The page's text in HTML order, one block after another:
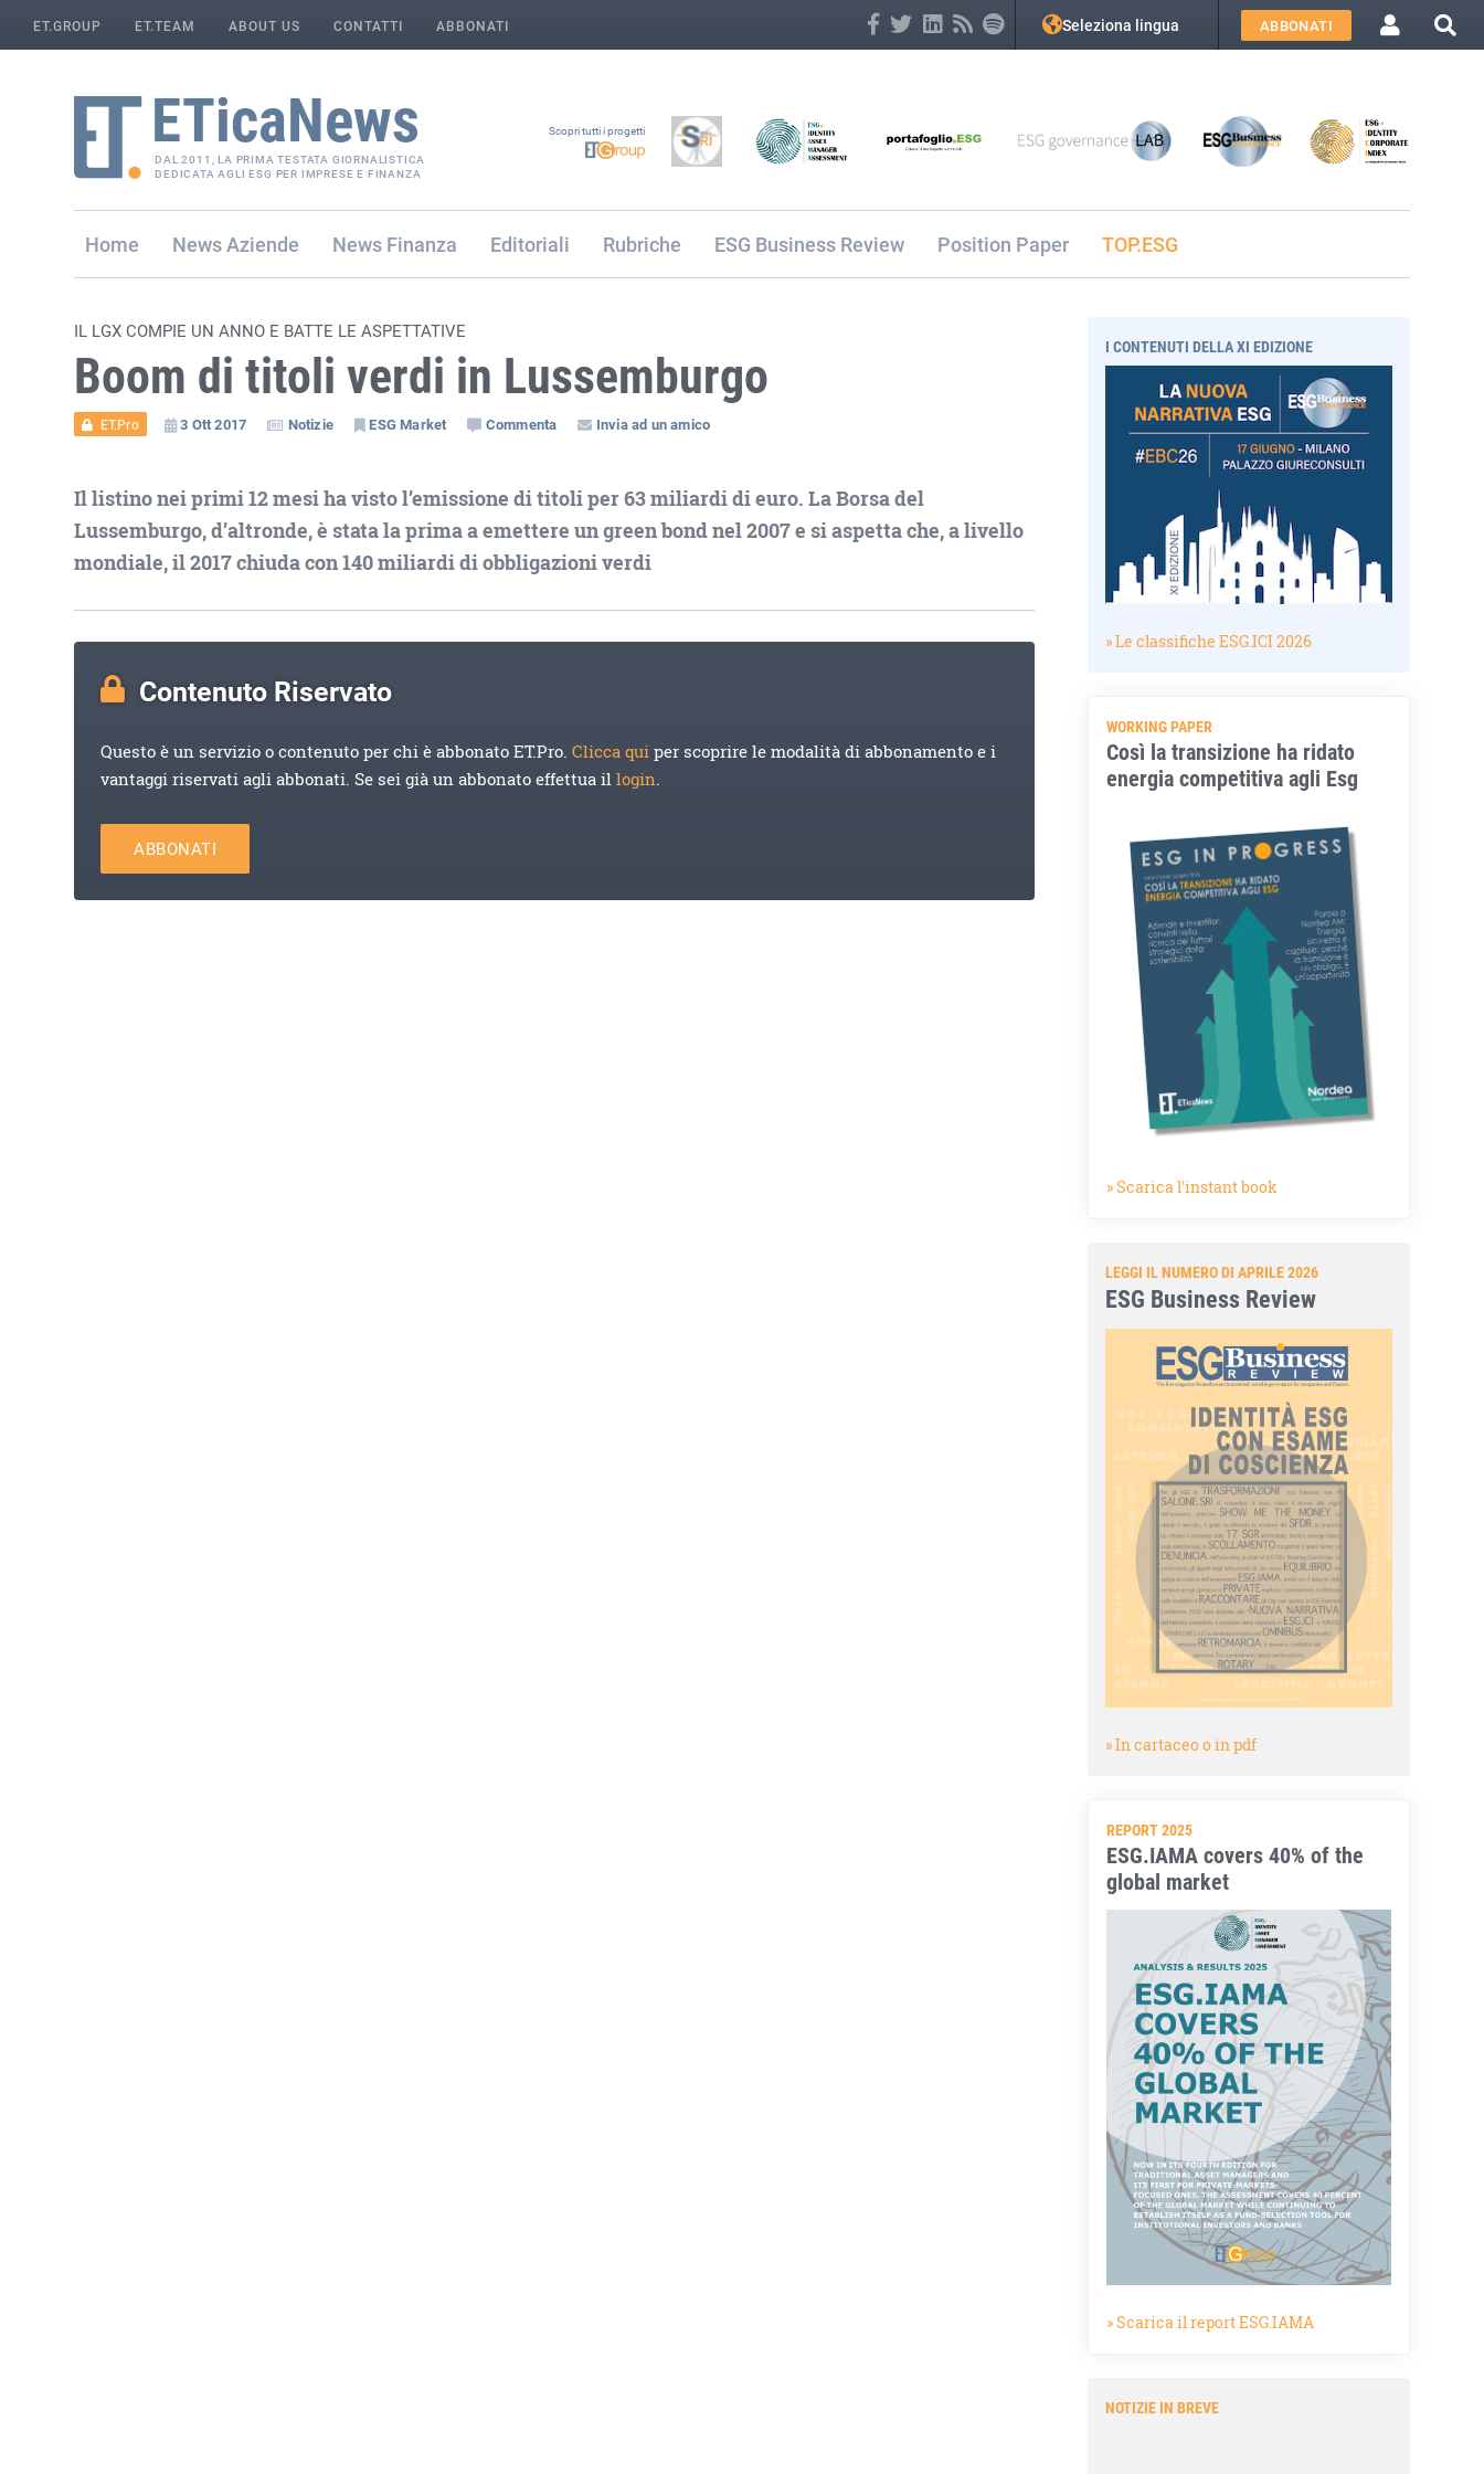
ET.GROUP ET.TEAM ABOUT US CONTATTI ABBONATI Seleziona lingua ABBONATI
DAL 2011, LA PRIMA TESTATA GIORNALISTICA
DEDICATA AGLI ESG PER IMPRESE E FINANZA
Scopri tutti i progetti
Home Aziende Finanza Editoriali Rubriche ESG Business Review Position Paper TOP.ESG
IL LGX COMPIE UN ANNO E BATTE LE ASPETTATIVE
Boom di titoli verdi in Lussemburgo
ET.Pro 3 Ott 2017 Notizie ESG Market Commenta Invia ad un amico
Il listino nei primi 12 mesi ha visto l’emissione di titoli per 63 miliardi di euro. La Borsa del
Lussemburgo, d’altronde, è stata la prima a emettere un green bond nel 2007 e si aspetta che, a livello
mondiale, il 2017 chiuda con 140 miliardi di obbligazioni verdi
Contenuto Riservato
Questo è un servizio o contenuto per chi è abbonato ET.Pro.Clicca quiper scoprire le modalità di abbonamento e i
vantaggi riservati agli abbonati. Se sei già un abbonato effettua illogin.
ABBONATI
I CONTENUTI DELLA XI EDIZIONE
» Le classifiche ESG.ICI 2026
WORKING PAPER
Così la transizione ha ridato
energia competitiva agli Esg
» Scarica l'instant book
LEGGI IL NUMERO DI APRILE 2026
ESG Business Review
» In cartaceo o in pdf
REPORT 2025
ESG.IAMA covers 40% of the
global market
» Scarica il report ESG.IAMA
NOTIZIE IN BREVE